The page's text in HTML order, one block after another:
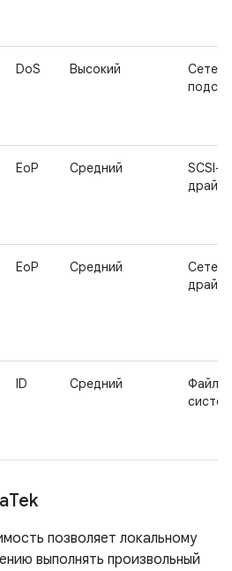
DoS Высокий
EoP Средний
SCSI-
EoP Средний
ID Средний
Tek
позволяет локальному
выполнять произвольный